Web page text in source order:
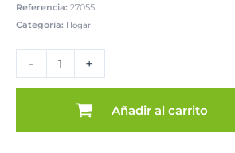
Referencia: 27055
Categoría: Hogar
-
MALETAS
DECORADAS
MADERAATÁN
FLORES
+
Añadir al carrito